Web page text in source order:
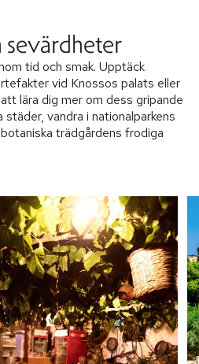
tid och smak. Upptäck
vid Knossos palats eller
lära dig mer om dess gripande
vandra i nationalparkens
trädgårdens frodiga